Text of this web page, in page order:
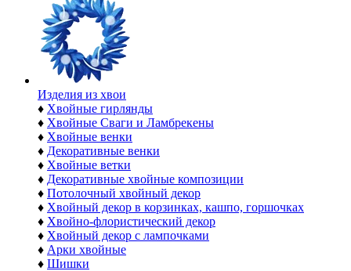
Изделия из хвои
♦ Хвойные гирлянды
♦ Хвойные Сваги и Ламбрекены
♦ Хвойные венки
♦ Декоративные венки
♦ Хвойные ветки
♦ Декоративные хвойные композиции
♦ Потолочный хвойный декор
♦ Хвойный декор в корзинках, кашпо, горшочках
♦ Хвойно-флористический декор
♦ Хвойный декор с лампочками
♦ Арки хвойные
♦ Шишки